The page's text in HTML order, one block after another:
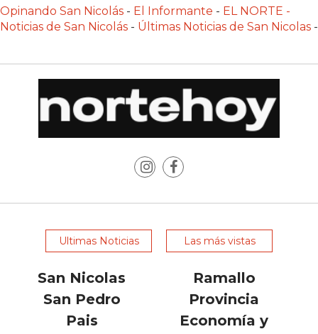
POR
PRIMERO
LA
PLATAFORMA
CREAR
Opinando San Nicolás - El Informante - EL NORTE -
Noticias de San Nicolás - Últimas Noticias de San Nicolas -
Ultimas Noticias Las más vistas
San Nicolas
Ramallo
San Pedro
Provincia
Pais
Economía y